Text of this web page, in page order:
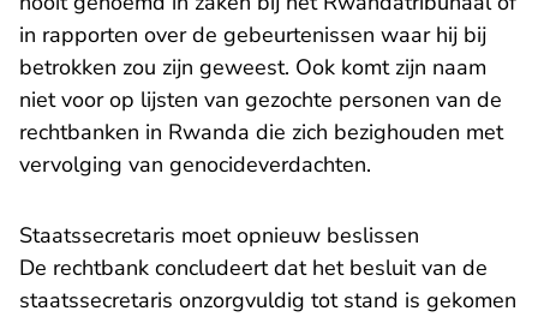
in rapporten over de gebeurtenissen waar hij bij
betrokken zou zijn geweest. Ook komt zijn naam
niet voor op lijsten van gezochte personen van de
rechtbanken in Rwanda die zich bezighouden met
vervolging van genocideverdachten.
Staatssecretaris moet opnieuw beslissen
De rechtbank concludeert dat het besluit van de
staatssecretaris onzorgvuldig tot stand is gekomen